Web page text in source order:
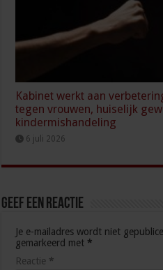
Kabinet werkt aan
tegen vrouwen, huiselijk
kindermishandeling
6 juli 2026
Geef een reactie
Je e-mailadres wordt niet
gemarkeerd met *
Reactie *